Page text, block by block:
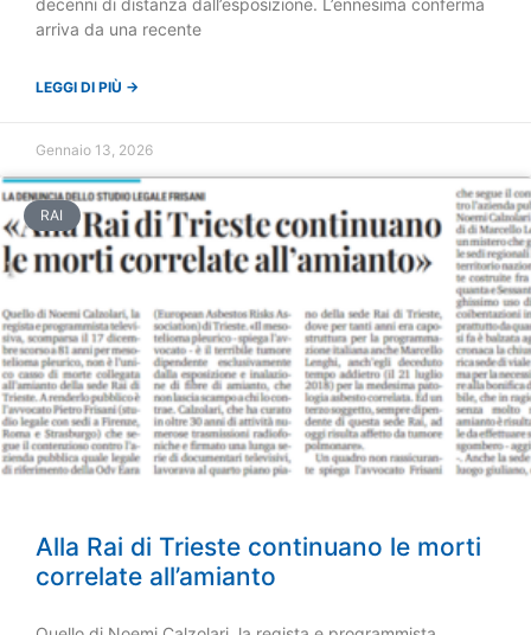
arriva da una recente
LEGGI DI PIÙ →
Gennaio 13, 2026
RAI
Alla Rai di Trieste continuano le morti
correlate all’amianto